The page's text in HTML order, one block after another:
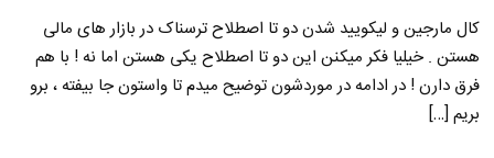
کال مارجین و لیکویید شدن دو تا اصطلاح ترسناک در بازار های مالی
هستن . خیلیا فکر میکنن این دو تا اصطلاح یکی هستن اما نه ! با هم
فرق دارن ! در ادامه در موردشون توضیح میدم تا واستون جا بیفته ، برو
بریم […]